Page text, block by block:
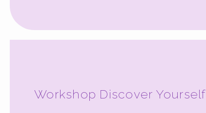
Workshop Discover Yourself